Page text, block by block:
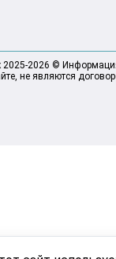
2025-2026 ©
не являются